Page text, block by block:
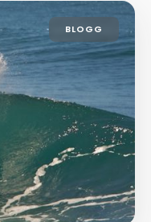
BLOGG